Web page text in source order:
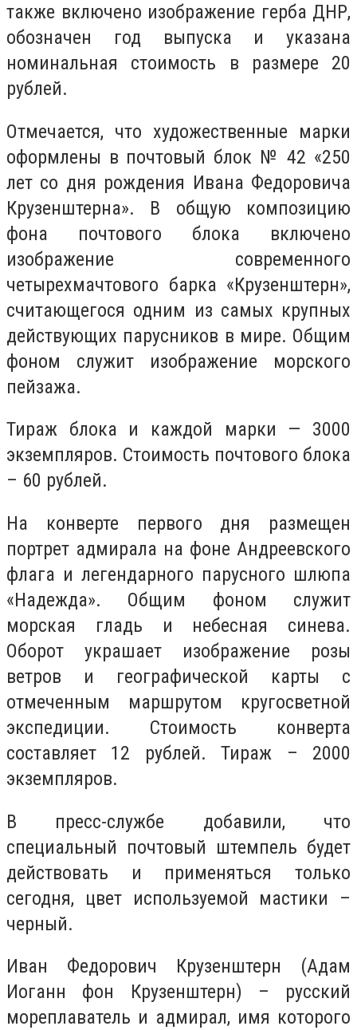
также включено изображение герба ДНР,
обозначен год выпуска и указана
номинальная стоимость в размере 20
рублей.
Отмечается, что художественные марки
оформлены в почтовый блок № 42 «250
лет со дня рождения Ивана Федоровича
Крузенштерна». В общую композицию
фона почтового блока включено
изображение современного
четырехмачтового барка «Крузенштерн»,
считающегося одним из самых крупных
действующих парусников в мире. Общим
фоном служит изображение морского
пейзажа.
Тираж блока и каждой марки — 3000
экземпляров. Стоимость почтового блока
– 60 рублей.
На конверте первого дня размещен
портрет адмирала на фоне Андреевского
флага и легендарного парусного шлюпа
«Надежда». Общим фоном служит
морская гладь и небесная синева.
Оборот украшает изображение розы
ветров и географической карты с
отмеченным маршрутом кругосветной
экспедиции. Стоимость конверта
составляет 12 рублей. Тираж – 2000
экземпляров.
В пресс-службе добавили, что
специальный почтовый штемпель будет
действовать и применяться только
сегодня, цвет используемой мастики –
черный.
Иван Федорович Крузенштерн (Адам
Иоганн фон Крузенштерн) – русский
мореплаватель и адмирал, имя которого